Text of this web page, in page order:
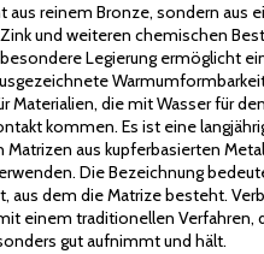
reinem Bronze, sondern aus
und weiteren chemischen
Legierung ermöglicht
Materialien, die mit Wasser für den
kommen. Es ist eine
Matrizen aus kupferbasierten
Die Bezeichnung
aus dem die Matrize besteht.
einem traditionellen Verfahren,
gut aufnimmt und hält.